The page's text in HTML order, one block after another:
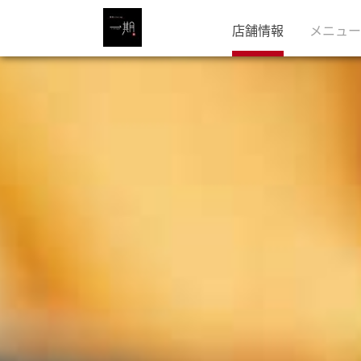
店舗情報 メニュー